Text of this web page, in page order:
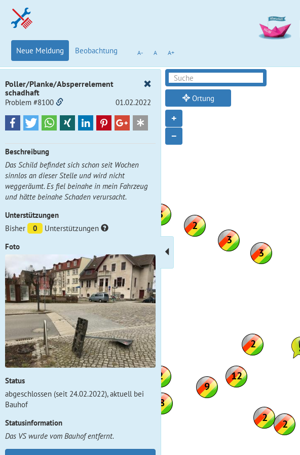
Neue Meldung Beobachtung A- A A+
Poller/Planke/Absperrelement
schadhaft
Problem #8100 01.02.2022
Beschreibung
Das Schild befindet sich schon seit Wochen
sinnlos an dieser Stelle und wird nicht
weggeräumt. Es fiel beinahe in mein Fahrzeug
und hätte beinahe Schaden verursacht.
Unterstützungen
Bisher
0
Unterstützungen
Foto
Status
abgeschlossen (seit 24.02.2022), aktuell bei
Bauhof
Statusinformation
Das VS wurde vom Bauhof entfernt.
+
−
Ortung